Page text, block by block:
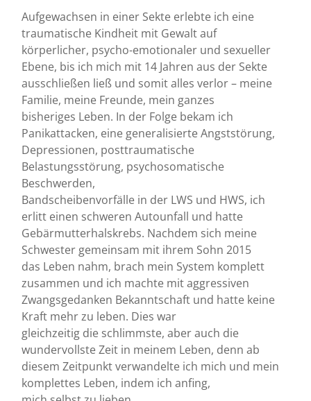
Aufgewachsen in einer Sekte erlebte ich eine
traumatische Kindheit mit Gewalt auf
körperlicher, psycho-emotionaler und sexueller
Ebene, bis ich mich mit 14 Jahren aus der Sekte
ausschließen ließ und somit alles verlor – meine
Familie, meine Freunde, mein ganzes
bisheriges Leben. In der Folge bekam ich
Panikattacken, eine generalisierte Angststörung,
Depressionen, posttraumatische
Belastungsstörung, psychosomatische
Beschwerden,
Bandscheibenvorfälle in der LWS und HWS, ich
erlitt einen schweren Autounfall und hatte
Gebärmutterhalskrebs. Nachdem sich meine
Schwester gemeinsam mit ihrem Sohn 2015
das Leben nahm, brach mein System komplett
zusammen und ich machte mit aggressiven
Zwangsgedanken Bekanntschaft und hatte keine
Kraft mehr zu leben. Dies war
gleichzeitig die schlimmste, aber auch die
wundervollste Zeit in meinem Leben, denn ab
diesem Zeitpunkt verwandelte ich mich und mein
komplettes Leben, indem ich anfing,